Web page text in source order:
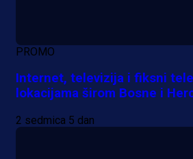
PROMO
Internet, televizija i fiksni
lokacijama širom Bosne i
2 sedmica 5 dan